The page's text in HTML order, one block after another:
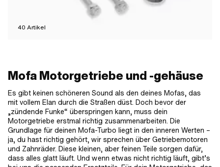
40 Artikel
Mofa Motorgetriebe und -gehäuse
Es gibt keinen schöneren Sound als den deines Mofas, das
mit vollem Elan durch die Straßen düst. Doch bevor der
„zündende Funke“ überspringen kann, muss dein
Motorgetriebe erstmal richtig zusammenarbeiten. Die
Grundlage für deinen Mofa-Turbo liegt in den inneren Werten –
ja, du hast richtig gehört, wir sprechen über Getriebemotoren
und Zahnräder. Diese kleinen, aber feinen Teile sorgen dafür,
dass alles glatt läuft. Und wenn etwas nicht richtig läuft, gibt’s